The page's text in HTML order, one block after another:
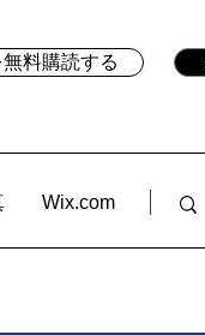
料購読する
Wix.com